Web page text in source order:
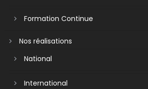
Formation Continue
Nos réalisations
National
International